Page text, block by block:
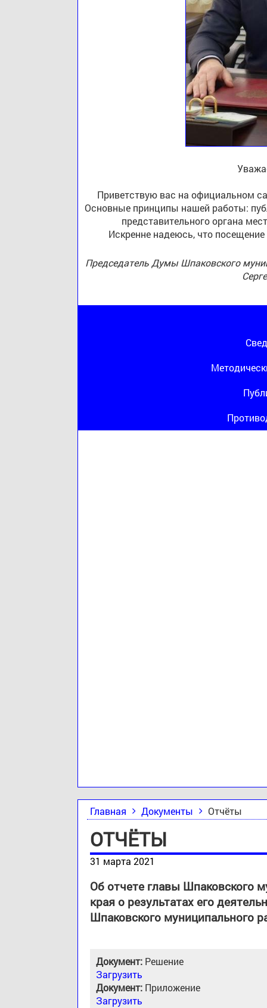
Приветствую вас на официальном
Основные принципы нашей работы:
представительного органа
Искренне надеюсь, что
Председатель Думы Шпаковского
Главная Документы Отчёты
ОТЧЁТЫ
31 марта 2021
Об отчете главы Шпаковского
края о результатах его
Шпаковского муниципального
Документ: Решение
Загрузить
Документ: Приложение
Загрузить